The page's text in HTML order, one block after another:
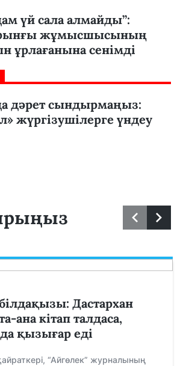
үй сала алмайды”:
жұмысшысының
сенімді
дәрет сындырмаңыз:
жүргізушілерге үндеу
Дастархан
ана кітап талдаса,
қызығар еді
“Айгөлек” журналының